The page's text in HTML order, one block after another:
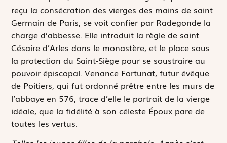
reçu la consécration des vierges des mains de saint
Germain de Paris, se voit confier par Radegonde la
charge d’abbesse. Elle introduit la règle de saint
Césaire d’Arles dans le monastère, et le place sous
la protection du Saint-Siège pour se soustraire au
pouvoir épiscopal. Venance Fortunat, futur évêque
de Poitiers, qui fut ordonné prêtre entre les murs de
l’abbaye en 576, trace d’elle le portrait de la vierge
idéale, que la fidélité à son céleste Époux pare de
toutes les vertus.